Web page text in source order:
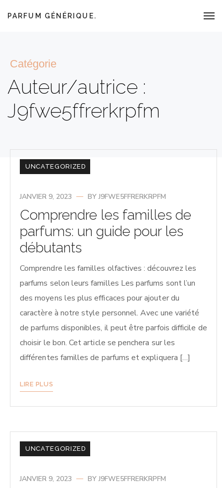
PARFUM GÉNÉRIQUE.
Catégorie
Auteur/autrice :
J9fwe5ffrerkrpfm
UNCATEGORIZED
JANVIER 9, 2023 BYJ9FWE5FFRERKRPFM
Comprendre les familles de
parfums: un guide pour les
débutants
Comprendre les familles olfactives : découvrez les
parfums selon leurs familles Les parfums sont l’un
des moyens les plus efficaces pour ajouter du
caractère à notre style personnel. Avec une variété
de parfums disponibles, il peut être parfois difficile de
choisir le bon. Cet article se penchera sur les
différentes familles de parfums et expliquera […]
LIRE PLUS
UNCATEGORIZED
JANVIER 9, 2023 BYJ9FWE5FFRERKRPFM